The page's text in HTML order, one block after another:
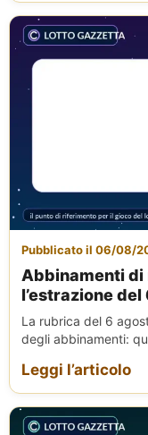
Pubblicato il 06/08/
Abbinamenti
l’estrazione
La rubrica del 6
degli abbinamenti:
Leggi l’articolo